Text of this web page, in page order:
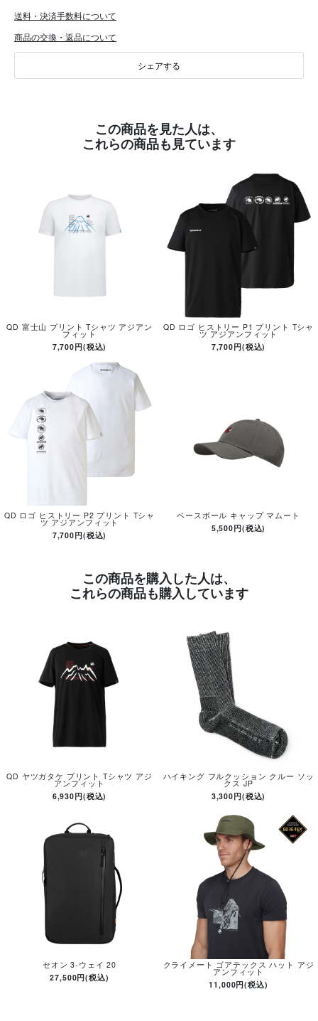
送料・決済手数料について
商品の交換・返品について
シェアする
この商品を見た人は、
これらの商品も見ています
QD 富士山 プリント Tシャツ アジアン
フィット
7,700円(税込)
QD ロゴ ヒストリー P1 プリント Tシャ
ツ アジアンフィット
7,700円(税込)
QD ロゴ ヒストリー P2 プリント Tシャ
ツ アジアンフィット
7,700円(税込)
ベースボール キャップ マムート
5,500円(税込)
この商品を購入した人は、
これらの商品も購入しています
QD ヤツガタケ プリント Tシャツ アジ
アンフィット
6,930円(税込)
ハイキング フルクッション クルー ソッ
クス JP
3,300円(税込)
セオン 3-ウェイ 20
27,500円(税込)
クライメート ゴアテックス ハット アジ
アンフィット
11,000円(税込)